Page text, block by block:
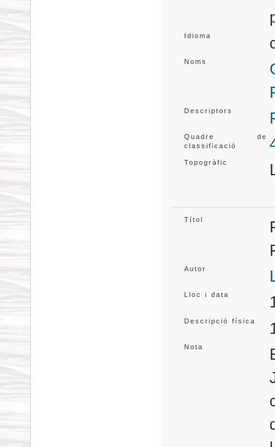
Idioma
Noms
Descriptors
Quadre de
classificació
Topogràfic
Títol
Autor
Lloc i data
Descripció física
Nota